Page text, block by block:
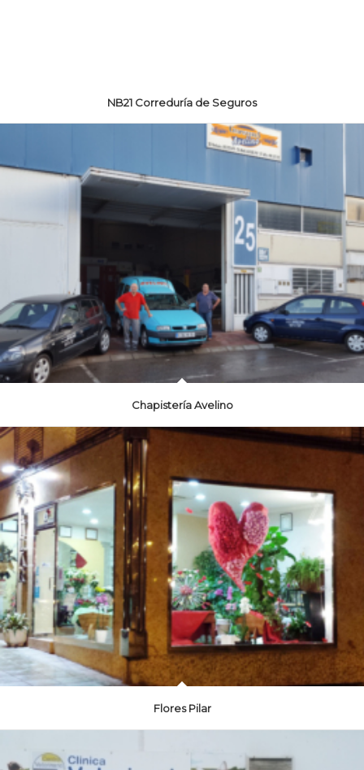
NB21 Correduría de Seguros
Chapistería Avelino
Flores Pilar